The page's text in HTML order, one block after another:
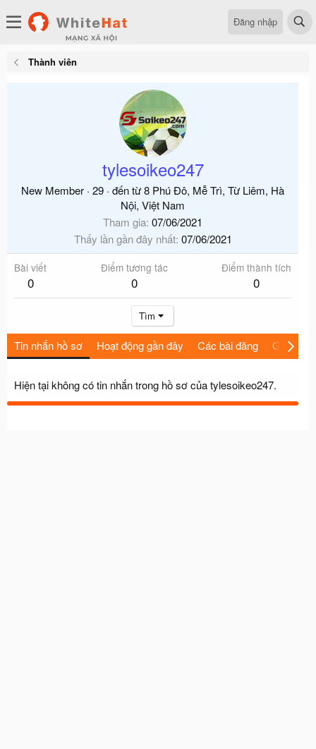
Đăng nhập
Thành viên
tylesoikeo247
New Member · 29 · đến từ8 Phú Đô, Mễ Trì, Từ Liêm, Hà
Nội, Việt Nam
Tham gia 07/06/2021
Thấy lần gần đây nhất 07/06/2021
Bài viết
0
Điểm tương tác
0
Điểm thành tích
0
Tìm
Tin nhắn hồ sơ Hoạt động gần đây Các bài đăng Giới thiệu
Hiện tại không có tin nhắn trong hồ sơ của tylesoikeo247.